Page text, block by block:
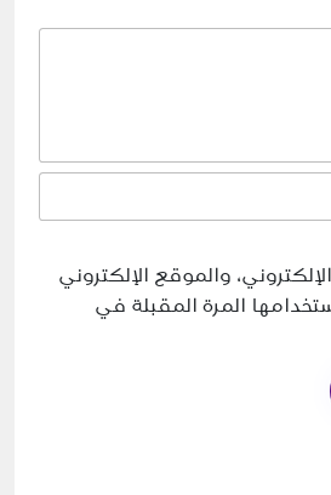
والموقع الإلكتروني
المرة المقبلة في